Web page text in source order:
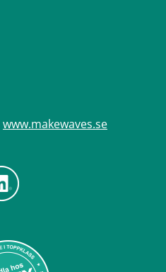
www.makewaves.se